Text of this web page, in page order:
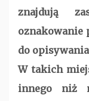
znajdują
oznakowanie
do
W takich
innego niż